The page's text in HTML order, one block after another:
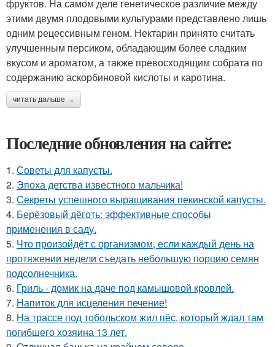
фруктов. На самом деле генетическое различие между
этими двумя плодовыми культурами представлено лишь
одним рецессивным геном. Нектарин принято считать
улучшенным персиком, обладающим более сладким
вкусом и ароматом, а также превосходящим собрата по
содержанию аскорбиновой кислоты и каротина.
читать дальше →
Последние обновления на сайте:
1. Советы для капусты.
2. Эпоха детства известного мальчика!
3. Секреты успешного выращивания пекинской капусты.
4. Берёзовый дёготь: эффективные способы
применения в саду.
5. Что произойдёт с организмом, если каждый день на
протяжении недели съедать небольшую порцию семян
подсолнечника.
6. Гриль - домик на даче под камышовой кровлей.
7. Напиток для исцеления печение!
8. На трассе под тобольском жил пёс, который ждал там
погибшего хозяина 13 лет.